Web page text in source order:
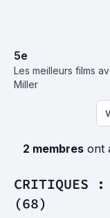
5e
Les meilleurs films
Miller
2 membresont
CRITIQUES :
(68)